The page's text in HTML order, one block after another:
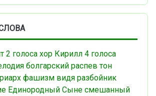
2 голоса хор Кирилл 4 голоса
болгарский распев тон
фашизм видя разбойник
Единородный Сыне смешанный